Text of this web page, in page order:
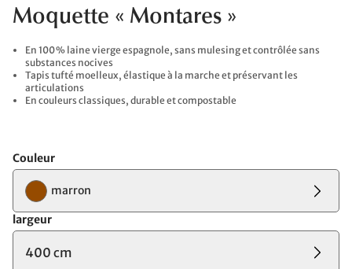
Moquette « Montares »
En 100 % laine vierge espagnole, sans mulesing et contrôlée sans
substances nocives
Tapis tufté moelleux, élastique à la marche et préservant les
articulations​
En couleurs classiques, durable et compostable
Couleur
marron
largeur
400 cm